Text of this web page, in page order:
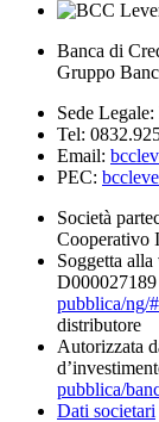
Banca di
Gruppo
Sede
Tel:
Email:
PEC:
Società
Cooperativo
Soggetta
pubblica/ng/
distributore
Autorizzata
pubblica/
Dati societari